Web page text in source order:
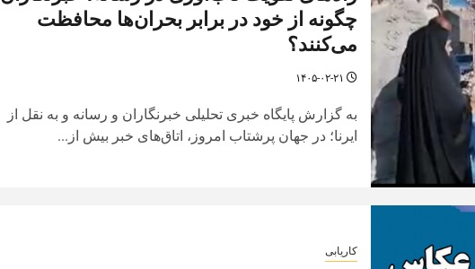
چگونه از خود در برابر بحران‌ها محافظت
می‌کنند؟
به گزارش پایگاه خبری تحلیلی خبرنگاران و رسانه و به نقل از
ایرنا؛ در جهان پرشتاب امروز، اتاق‌های خبر بیش از...
کاریابی